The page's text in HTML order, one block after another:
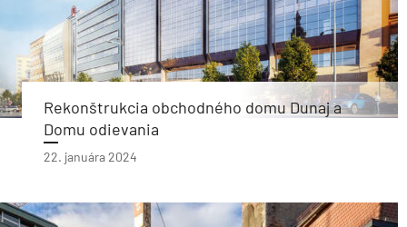
Rekonštrukcia obchodného domu Dunaj a
Domu odievania
22. januára 2024